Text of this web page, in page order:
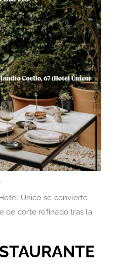
Único se convierte
de corte refinado tras la